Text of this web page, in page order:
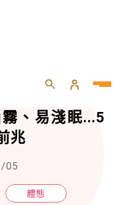
肪卻超標？醫
、易淺眠...5
兆
05
體態